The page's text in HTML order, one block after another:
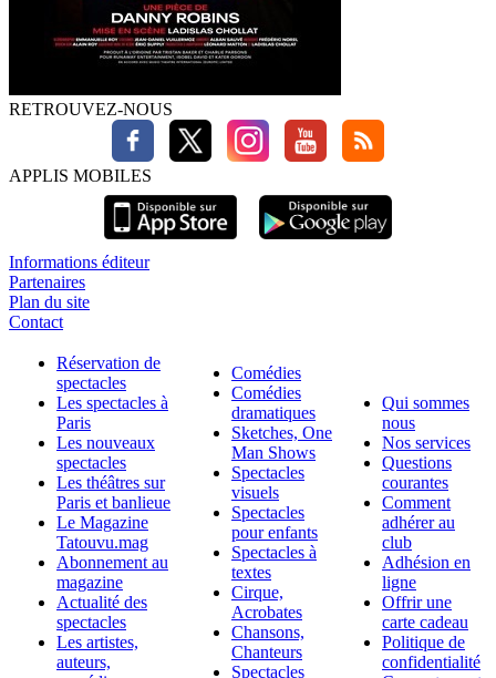
RETROUVEZ-NOUS
APPLIS MOBILES
Informations éditeur
Partenaires
Plan du site
Contact
Réservation de
spectacles
Les spectacles à
Paris
Les nouveaux
spectacles
Les théâtres sur
Paris et banlieue
Le Magazine
Tatouvu.mag
Abonnement au
magazine
Actualité des
spectacles
Les artistes,
auteurs,
Comédies
Comédies
dramatiques
Sketches, One
Man Shows
Spectacles
visuels
Spectacles
pour enfants
Spectacles à
textes
Cirque,
Acrobates
Chansons,
Chanteurs
Spectacles
Qui sommes
nous
Nos services
Questions
courantes
Comment
adhérer au
club
Adhésion en
ligne
Offrir une
carte cadeau
Politique de
confidentialité